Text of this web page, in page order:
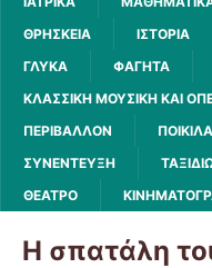
ΘΡΗΣΚΕΊΑ
ΙΣΤΟΡΊΑ
ΓΛΥΚΆ
ΦΑΓΗΤΆ
ΚΛΑΣΣΙΚΉ ΜΟΥΣΙΚΉ ΚΑΙ
ΠΕΡΙΒΆΛΛΟΝ
ΣΥΝΈΝΤΕΥΞΗ
ΘΈΑΤΡΟ
Η σπατάλη